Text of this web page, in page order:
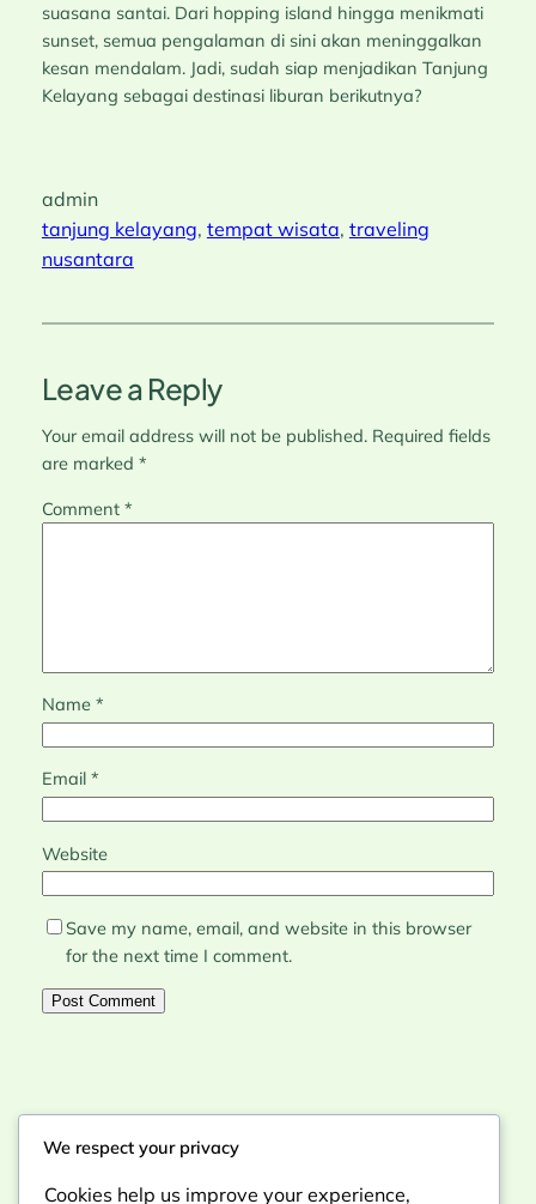
suasana santai. Dari hopping island hingga menikmati
sunset, semua pengalaman di sini akan meninggalkan
kesan mendalam. Jadi, sudah siap menjadikan Tanjung
Kelayang sebagai destinasi liburan berikutnya?
admin
tanjung kelayang, tempat wisata, traveling
nusantara
Leave a Reply
Your email address will not be published. Required fields
are marked *
Comment *
Name *
Email *
Website
Save my name, email, and website in this browser
for the next time I comment.
Instagram
We respect your privacy
Cookies help us improve your experience,